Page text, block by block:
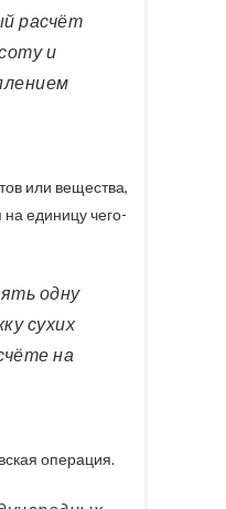
и
или вещества,
на единицу чего-
сухих
на
операция.